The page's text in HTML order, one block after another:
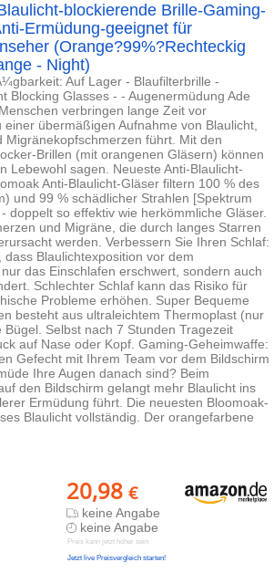
blockierende Brille-Gaming-
Ermüdung-geeignet für
(Orange?99%?Rechteckig
- Night)
Auf Lager - Blaufilterbrille -
Blocking Glasses - - Augenermüdung Ade
verbringen lange Zeit vor
einer übermäßigen Aufnahme von Blaulicht,
Migränekopfschmerzen führt. Mit den
Brillen (mit orangenen Gläsern) können
Lebewohl sagen. Neueste Anti-Blaulicht-
Anti-Blaulicht-Gläser filtern 100 % des
und 99 % schädlicher Strahlen [Spektrum
doppelt so effektiv wie herkömmliche Gläser.
und Migräne, die durch langes Starren
werden. Verbessern Sie Ihren Schlaf:
dass Blaulichtexposition vor dem
das Einschlafen erschwert, sondern auch
Schlechter Schlaf kann das Risiko für
Probleme erhöhen. Super Bequeme
besteht aus ultraleichtem Thermoplast (nur
Bügel. Selbst nach 7 Stunden Tragezeit
auf Nase oder Kopf. Gaming-Geheimwaffe:
Gefecht mit Ihrem Team vor dem Bildschirm
Ihre Augen danach sind? Beim
den Bildschirm gelangt mehr Blaulicht ins
Ermüdung führt. Die neuesten Bloomoak-
Blaulicht vollständig. Der orangefarbene
20,98 €
keine Angabe
keine Angabe
Preis kann jetzt höher sein
Jetzt live Preisvergleich starten!